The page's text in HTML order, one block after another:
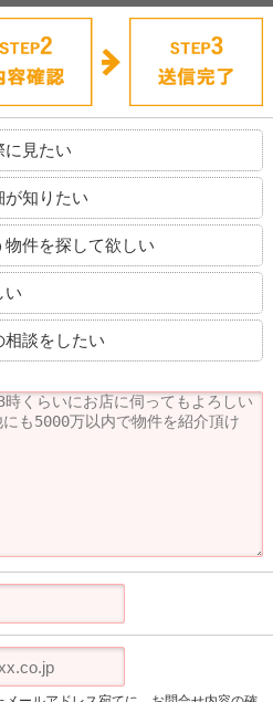
に見たい
が知りたい
物件を探して欲しい
い
相談をしたい